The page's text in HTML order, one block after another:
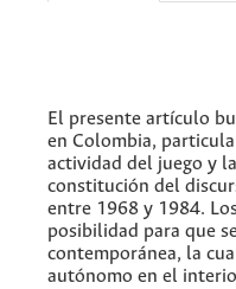
El presente artículo
en Colombia,
actividad del juego y
constitución del
entre 1968 y 1984.
posibilidad para que
contemporánea, la
autónomo en el